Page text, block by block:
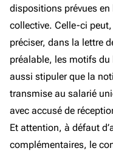
dispositions prévues
collective. Celle-ci
préciser, dans la lettre
préalable, les motifs
aussi stipuler que la
transmise au salarié
avec accusé de
Et attention, à défaut
complémentaires, le